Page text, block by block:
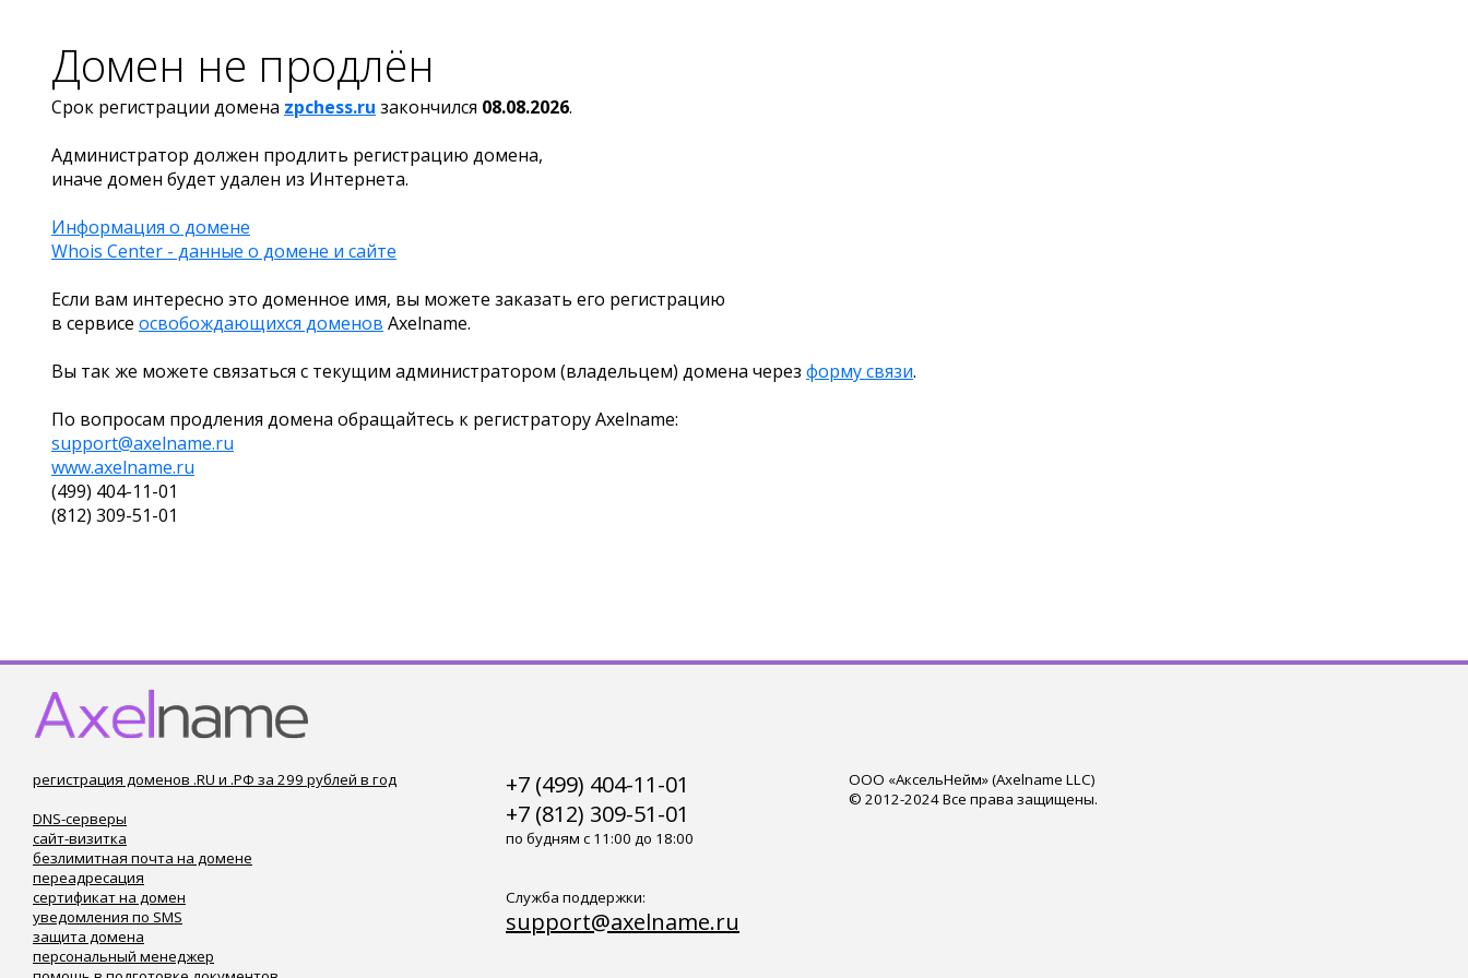
Домен не продлён
Срок регистрации домена zpchess.ru закончился 08.08.2026.
Администратор должен продлить регистрацию домена,
иначе домен будет удален из Интернета.
Информация о домене
Whois Center - данные о домене и сайте
Если вам интересно это доменное имя, вы можете заказать его регистрацию
в сервисе освобождающихся доменов Axelname.
Вы так же можете связаться с текущим администратором (владельцем) домена через форму связи.
По вопросам продления домена обращайтесь к регистратору Axelname:
support@axelname.ru
www.axelname.ru
(499) 404-11-01
(812) 309-51-01
регистрация доменов .RU и .РФ за 299 рублей в год
DNS-серверы
сайт-визитка
безлимитная почта на домене
переадресация
сертификат на домен
уведомления по SMS
защита домена
персональный менеджер
+7 (499) 404-11-01
+7 (812) 309-51-01
по будням с 11:00 до 18:00
Служба поддержки:
support@axelname.ru
ООО «АксельНейм» (Axelname LLC)
© 2012-2024 Все права защищены.